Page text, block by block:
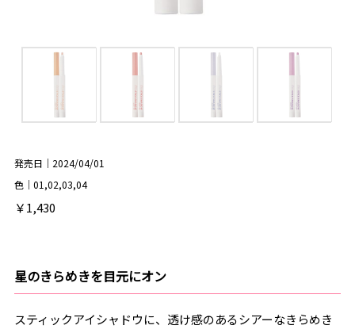
発売日｜2024/04/01
色｜01,02,03,04
￥1,430
星のきらめきを目元にオン
スティックアイシャドウに、透け感のあるシアーなきらめき